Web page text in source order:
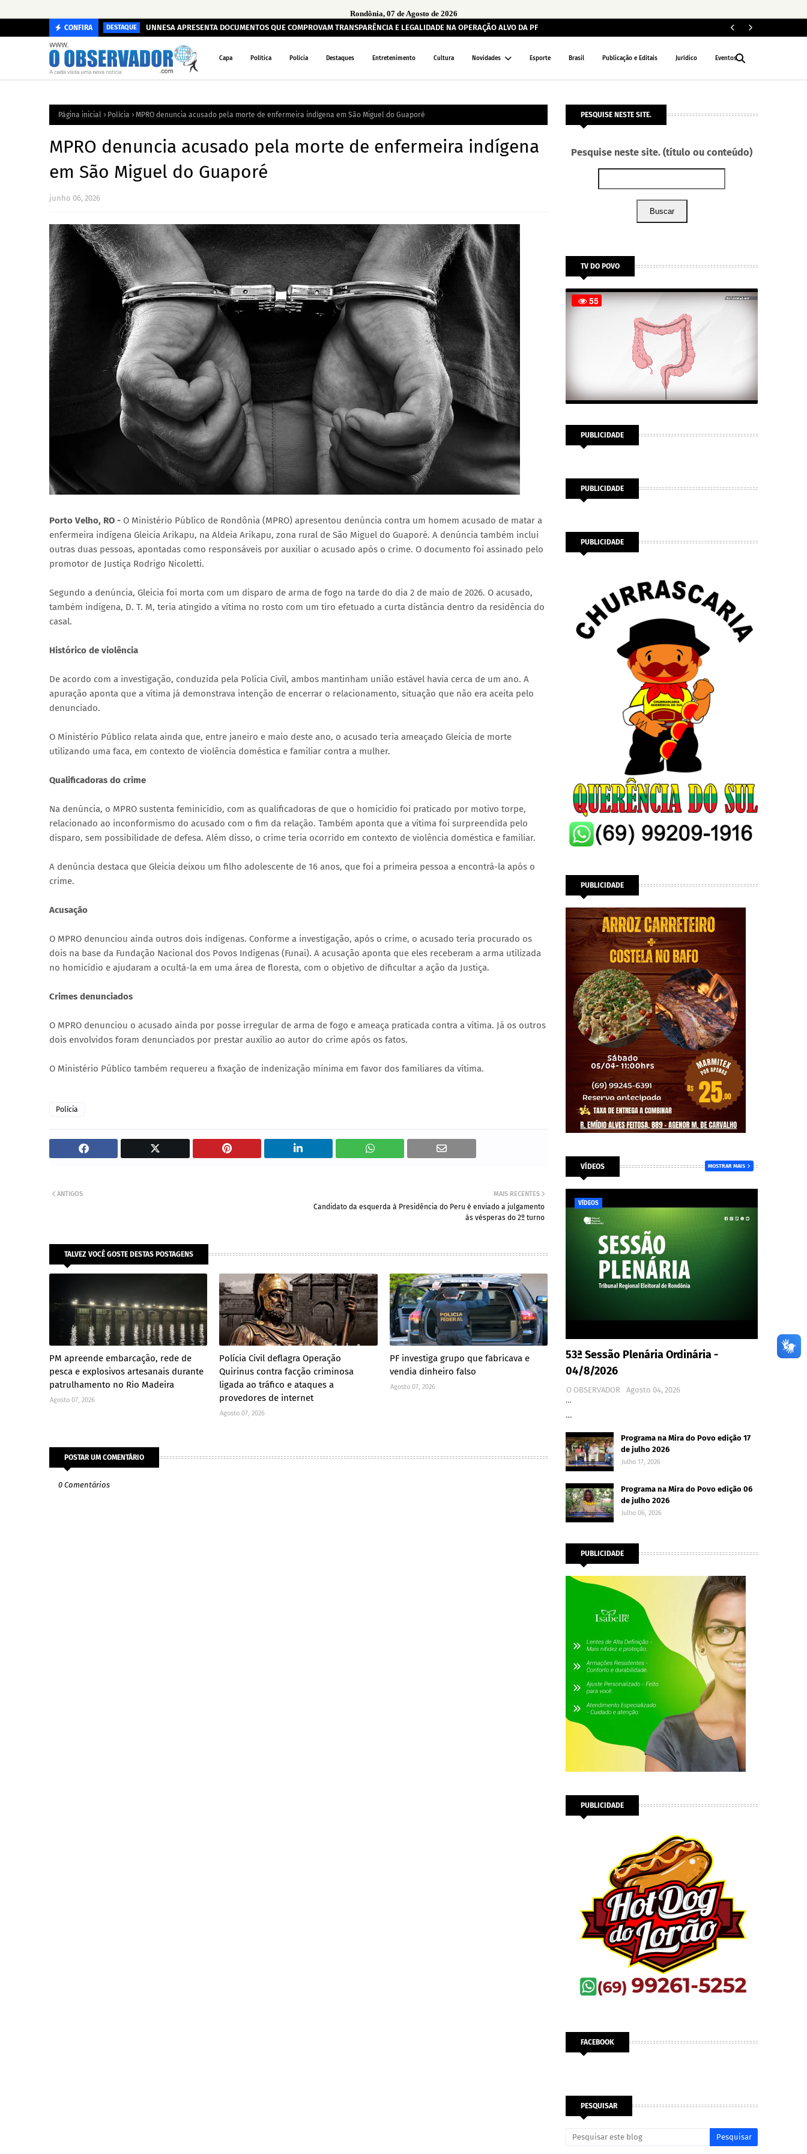
Rondônia, 07 de Agosto de 2026
CONFIRA DESTAQUE UNNESA APRESENTA DOCUMENTOS QUE COMPROVAM TRANSPARÊNCIA E LEGALIDADE NA OPERAÇÃO ALVO DA PF
Capa Política Polícia Destaques Entretenimento Cultura Novidades Esporte Brasil Publicação e Editais Jurídico Eventos
Página inicial Polícia MPRO denuncia acusado pela morte de enfermeira indígena em São Miguel do Guaporé
MPRO denuncia acusado pela morte de enfermeira indígena
em São Miguel do Guaporé
junho 06, 2026
Porto Velho, RO - O Ministério Público de Rondônia (MPRO) apresentou denúncia contra um homem acusado de matar a
enfermeira indígena Gleicia Arikapu, na Aldeia Arikapu, zona rural de São Miguel do Guaporé. A denúncia também inclui
outras duas pessoas, apontadas como responsáveis por auxiliar o acusado após o crime. O documento foi assinado pelo
promotor de Justiça Rodrigo Nicoletti.
Segundo a denúncia, Gleicia foi morta com um disparo de arma de fogo na tarde do dia 2 de maio de 2026. O acusado,
também indígena, D. T. M, teria atingido a vítima no rosto com um tiro efetuado a curta distância dentro da residência do
casal.
Histórico de violência
De acordo com a investigação, conduzida pela Polícia Civil, ambos mantinham união estável havia cerca de um ano. A
apuração aponta que a vítima já demonstrava intenção de encerrar o relacionamento, situação que não era aceita pelo
denunciado.
O Ministério Público relata ainda que, entre janeiro e maio deste ano, o acusado teria ameaçado Gleicia de morte
utilizando uma faca, em contexto de violência doméstica e familiar contra a mulher.
Qualificadoras do crime
Na denúncia, o MPRO sustenta feminicídio, com as qualificadoras de que o homicídio foi praticado por motivo torpe,
relacionado ao inconformismo do acusado com o fim da relação. Também aponta que a vítima foi surpreendida pelo
disparo, sem possibilidade de defesa. Além disso, o crime teria ocorrido em contexto de violência doméstica e familiar.
A denúncia destaca que Gleicia deixou um filho adolescente de 16 anos, que foi a primeira pessoa a encontrá-la após o
crime.
Acusação
O MPRO denunciou ainda outros dois indígenas. Conforme a investigação, após o crime, o acusado teria procurado os
dois na base da Fundação Nacional dos Povos Indígenas (Funai). A acusação aponta que eles receberam a arma utilizada
no homicídio e ajudaram a ocultá-la em uma área de floresta, com o objetivo de dificultar a ação da Justiça.
Crimes denunciados
O MPRO denunciou o acusado ainda por posse irregular de arma de fogo e ameaça praticada contra a vítima. Já os outros
dois envolvidos foram denunciados por prestar auxílio ao autor do crime após os fatos.
O Ministério Público também requereu a fixação de indenização mínima em favor dos familiares da vítima.
Polícia
MAIS RECENTES
Candidato da esquerda à Presidência do Peru é enviado a julgamento
às vésperas do 2º turno
ANTIGOS
TALVEZ VOCÊ GOSTE DESTAS POSTAGENS
PM apreende embarcação, rede de
pesca e explosivos artesanais durante
patrulhamento no Rio Madeira
Agosto 07, 2026
Polícia Civil deflagra Operação
Quirinus contra facção criminosa
ligada ao tráfico e ataques a
provedores de internet
Agosto 07, 2026
PF investiga grupo que fabricava e
vendia dinheiro falso
Agosto 07, 2026
POSTAR UM COMENTÁRIO
0 Comentários
PESQUISE NESTE SITE.
Pesquise neste site. (título ou conteúdo)
Buscar
TV DO POVO
PUBLICIDADE
PUBLICIDADE
PUBLICIDADE
PUBLICIDADE
VÍDEOS MOSTRAR MAIS
VÍDEOS
53ª Sessão Plenária Ordinária -
04/8/2026
O OBSERVADOR
Agosto 04, 2026
…
…
Programa na Mira do Povo edição 17
de julho 2026
Julho 17, 2026
Programa na Mira do Povo edição 06
de julho 2026
Julho 06, 2026
PUBLICIDADE
PUBLICIDADE
FACEBOOK
PESQUISAR